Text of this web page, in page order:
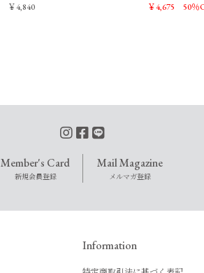
￥4,840
￥4,675
50％
Member's Card
新規会員登録
Mail Magazine
メルマガ登録
Information